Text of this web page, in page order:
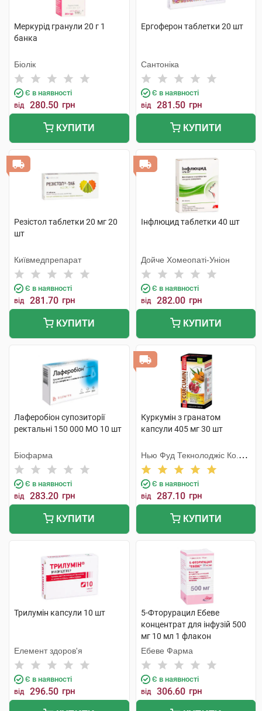
Меркурід гранули 20 г 1
банка
Біолік
Є в наявності
від 280.50 грн
КУПИТИ
Ергоферон таблетки 20 шт
Сантоніка
Є в наявності
від 281.50 грн
КУПИТИ
Резістол таблетки 20 мг 20
шт
Київмедпрепарат
Є в наявності
від 281.70 грн
КУПИТИ
Інфлюцид таблетки 40 шт
Дойче Хомеопаті-Уніон
Є в наявності
від 282.00 грн
КУПИТИ
Лаферобіон супозиторії
ректальні 150 000 МО 10 шт
Біофарма
Є в наявності
від 283.20 грн
КУПИТИ
Куркумін з гранатом
капсули 405 мг 30 шт
Нью Фуд Текнолоджіс Ко.
Лтд
Є в наявності
від 287.10 грн
КУПИТИ
Трилумін капсули 10 шт
Елемент здоров'я
Є в наявності
від 296.50 грн
5-Фторурацил Ебеве
концентрат для інфузій 500
мг 10 мл 1 флакон
Ебеве Фарма
Є в наявності
від 306.60 грн